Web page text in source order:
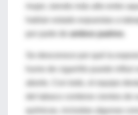
mujer, siendo más alto entre
habían estado expuestas a
ambos padres
humo de cigarrillo puede influir
aborto. Con todo, el equipo
químicas, incluidas algunas